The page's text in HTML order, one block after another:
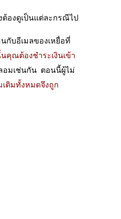
ต้องดูเป็นแต่ละกรณีไป
กับอีเมลของเหยื่อที่
คุณต้องชำระเงินเข้า
อมเช่นกัน ตอนนี้ผู้ไม่
เติมทั้งหมดจึงถูก